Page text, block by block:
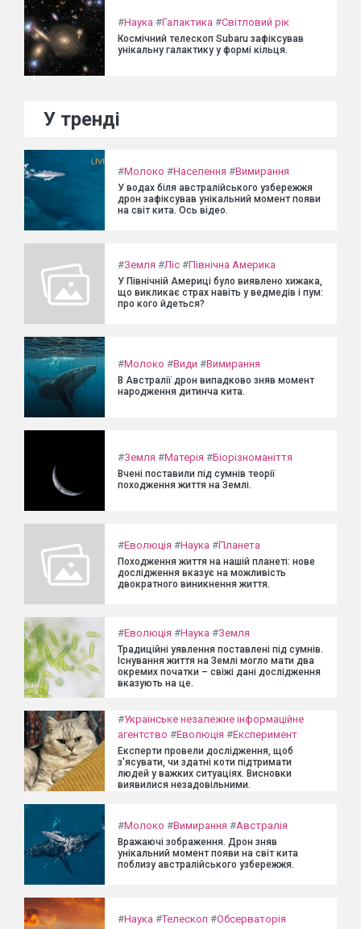
#Наука #Галактика #Світловий рік
Космічний телескоп Subaru зафіксував
унікальну галактику у формі кільця.
У тренді
#Молоко #Населення #Вимирання
У водах біля австралійського узбережжя
дрон зафіксував унікальний момент появи
на світ кита. Ось відео.
#Земля #Ліс #Північна Америка
У Північній Америці було виявлено хижака,
що викликає страх навіть у ведмедів і пум:
про кого йдеться?
#Молоко #Види #Вимирання
В Австралії дрон випадково зняв момент
народження дитинча кита.
#Земля #Матерія #Біорізноманіття
Вчені поставили під сумнів теорії
походження життя на Землі.
#Еволюція #Наука #Планета
Походження життя на нашій планеті: нове
дослідження вказує на можливість
двократного виникнення життя.
#Еволюція #Наука #Земля
Традиційні уявлення поставлені під сумнів.
Існування життя на Землі могло мати два
окремих початки – свіжі дані дослідження
вказують на це.
#Українське незалежне інформаційне
агентство #Еволюція #Експеримент
Експерти провели дослідження, щоб
з'ясувати, чи здатні коти підтримати
людей у важких ситуаціях. Висновки
виявилися незадовільними.
#Молоко #Вимирання #Австралія
Вражаючі зображення. Дрон зняв
унікальний момент появи на світ кита
поблизу австралійського узбережжя.
#Наука #Телескоп #Обсерваторія